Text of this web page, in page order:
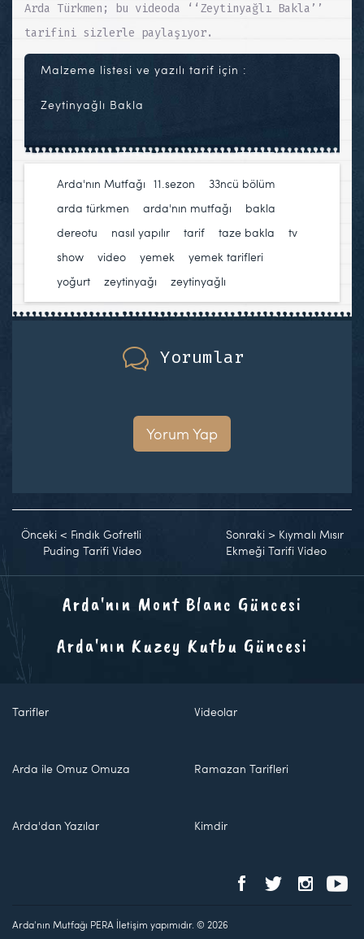
Arda Türkmen; bu videoda ‘‘Zeytinyağlı Bakla’’
tarifini sizlerle paylaşıyor.
Malzeme listesi ve yazılı tarif için :
Zeytinyağlı Bakla
Arda'nın Mutfağı 11.sezon 33ncü bölüm
arda türkmen
arda'nın mutfağı bakla
dereotu
nasıl yapılır tarif taze bakla
tv
show
video yemek yemek tarifleri
yoğurt
zeytinyağı zeytinyağlı
Yorumlar
Yorum Yap
Önceki < Fındık Gofretli
Puding Tarifi Video
Sonraki > Kıymalı Mısır
Ekmeği Tarifi Video
Arda'nın Mont Blanc Güncesi
Arda'nın Kuzey Kutbu Güncesi
Tarifler Videolar
Arda ile Omuz Omuza Ramazan Tarifleri
Arda'dan Yazılar Kimdir
Arda'nın Mutfağı PERA İletişim yapımıdır. © 2026